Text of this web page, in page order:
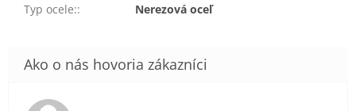
Typ ocele:: Nerezová oceľ